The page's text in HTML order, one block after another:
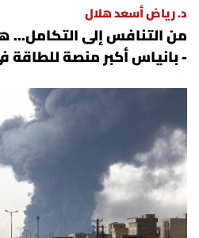
د. رياض أسعد هلال
من التنافس إلى
- بانياس أكبر منصة